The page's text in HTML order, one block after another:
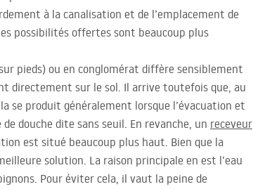
à la canalisation et de l’emplacement de
possibilités offertes sont beaucoup plus
pieds) ou en conglomérat diffère sensiblement
directement sur le sol. Il arrive toutefois que, au
se produit généralement lorsque l’évacuation et
douche dite sans seuil. En revanche, un receveur
est situé beaucoup plus haut. Bien que la
solution. La raison principale en est l’eau
Pour éviter cela, il vaut la peine de